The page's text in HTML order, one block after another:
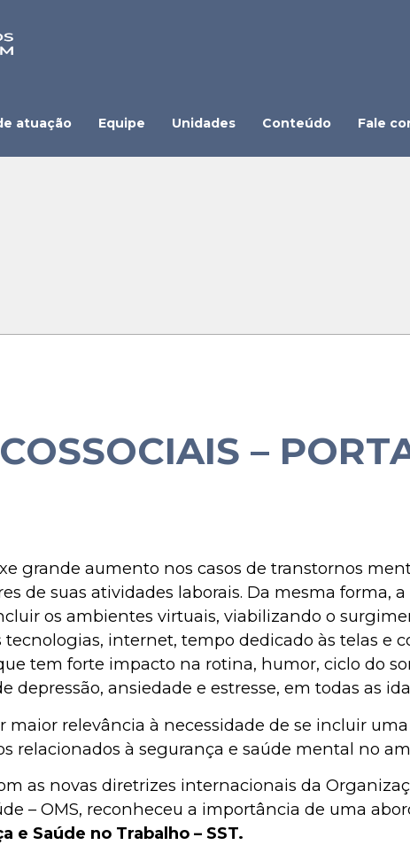
atuação Equipe Unidades Conteúdo Fale
–
grande aumento nos casos de transtornos
de suas atividades laborais. Da mesma forma,
os ambientes virtuais, viabilizando o
tecnologias, internet, tempo dedicado às telas e
tem forte impacto na rotina, humor, ciclo do
depressão, ansiedade e estresse, em todas as
maior relevância à necessidade de se incluir
relacionados à segurança e saúde mental no
as novas diretrizes internacionais da
– OMS, reconheceu a importância de uma
e Saúde no Trabalho – SST.